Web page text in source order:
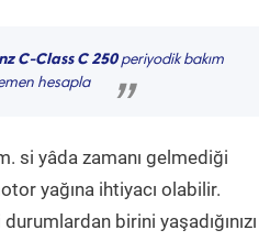
C-Class C 250periyodik bakım
hesapla
”
si yâda zamanı gelmediği
yağına ihtiyacı olabilir.
birini yaşadığınızı